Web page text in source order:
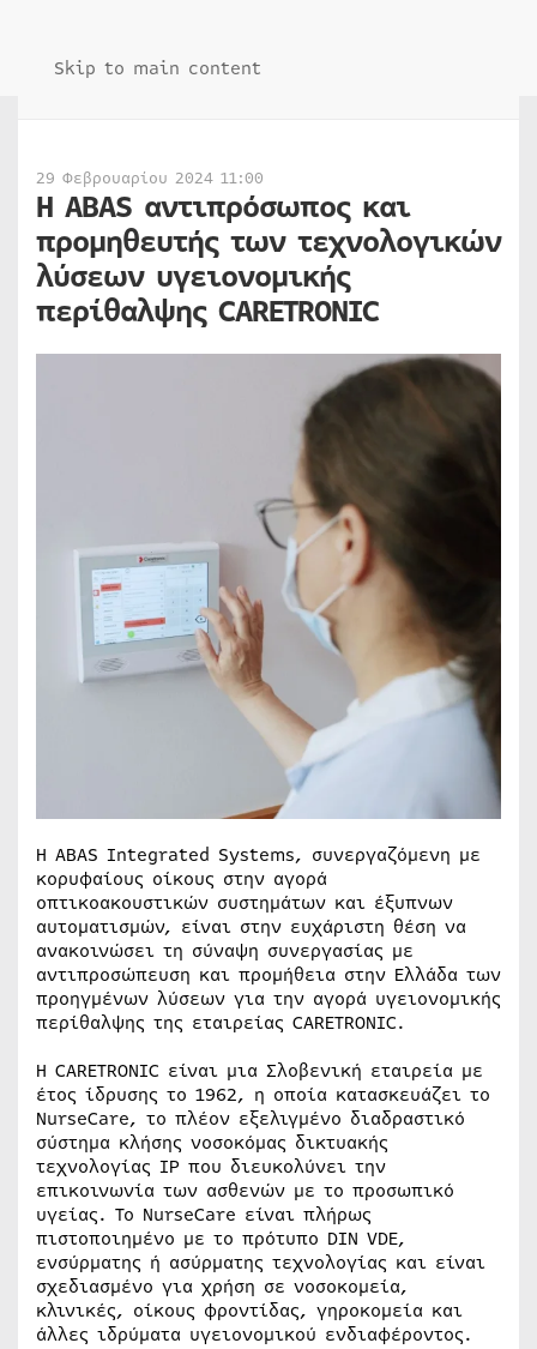
Skip to main content
29 Φεβρουαρίου 2024 11:00
Η ABAS αντιπρόσωπος και
προμηθευτής των τεχνολογικών
λύσεων υγειονομικής
περίθαλψης CARETRONIC
Η ABAS Integrated Systems, συνεργαζόμενη με
κορυφαίους οίκους στην αγορά
οπτικοακουστικών συστημάτων και έξυπνων
αυτοματισμών, είναι στην ευχάριστη θέση να
ανακοινώσει τη σύναψη συνεργασίας με
αντιπροσώπευση και προμήθεια στην Ελλάδα των
προηγμένων λύσεων για την αγορά υγειονομικής
περίθαλψης της εταιρείας CARETRONIC.
Η CARETRONIC είναι μια Σλοβενική εταιρεία με
έτος ίδρυσης το 1962, η οποία κατασκευάζει το
NurseCare, το πλέον εξελιγμένο διαδραστικό
σύστημα κλήσης νοσοκόμας δικτυακής
τεχνολογίας IP που διευκολύνει την
επικοινωνία των ασθενών με το προσωπικό
υγείας. Το NurseCare είναι πλήρως
πιστοποιημένο με το πρότυπο DIN VDE,
ενσύρματης ή ασύρματης τεχνολογίας και είναι
σχεδιασμένο για χρήση σε νοσοκομεία,
κλινικές, οίκους φροντίδας, γηροκομεία και
άλλες ιδρύματα υγειονομικού ενδιαφέροντος.